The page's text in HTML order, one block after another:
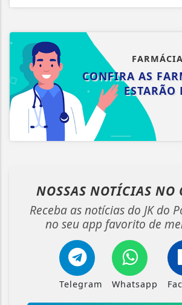
CONFIRA AS
ESTARÃO
NOSSAS NOTÍCIAS NO
Receba as notícias do JK do
no seu app favorito de
Telegram Whatsapp